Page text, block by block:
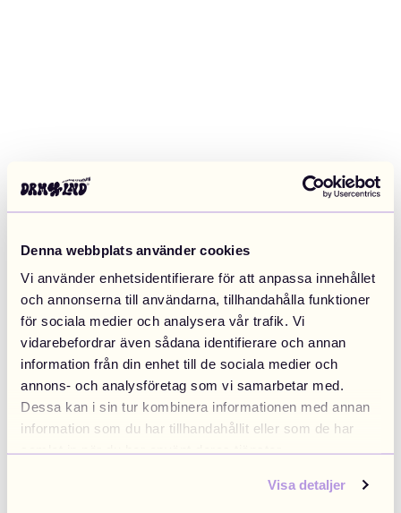
Denna webbplats använder cookies
Vi använder enhetsidentifierare för att anpassa innehållet
och annonserna till användarna, tillhandahålla funktioner
för sociala medier och analysera vår trafik. Vi
vidarebefordrar även sådana identifierare och annan
information från din enhet till de sociala medier och
annons- och analysföretag som vi samarbetar med.
Dessa kan i sin tur kombinera informationen med annan
information som du har tillhandahållit eller som de har
samlat in när du har använt deras tjänster.
Visa detaljer
Application error: a client-side exception has occurred (see the
browser console for more information).